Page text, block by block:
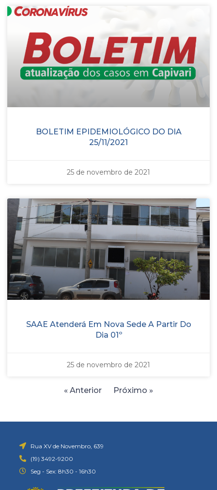
BOLETIM EPIDEMIOLÓGICO DO DIA
25/11/2021
25 de novembro de 2021
SAAE Atenderá Em Nova Sede A Partir Do
Dia 01º
25 de novembro de 2021
« Anterior Próximo »
Rua XV de Novembro, 639
(19) 3492-9200
Seg - Sex: 8h30 - 16h30